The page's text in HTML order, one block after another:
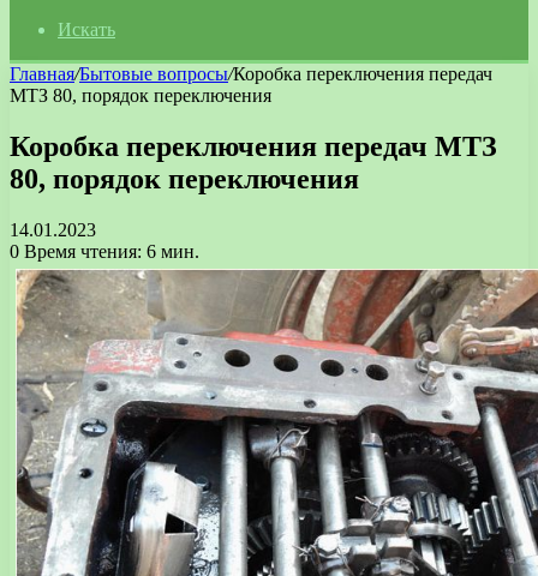
Искать
Главная/Бытовые вопросы/Коробка переключения передач
МТЗ 80, порядок переключения
Коробка переключения передач МТЗ
80, порядок переключения
14.01.2023
0 Время чтения: 6 мин.